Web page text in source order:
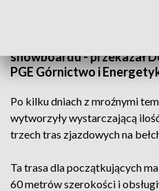
snowboardu - przekazał
PGE Górnictwo i
Po kilku dniach z mroźnymi
wytworzyły wystarczającą
trzech tras zjazdowych na
Ta trasa dla początkujących
60 metrów szerokości i